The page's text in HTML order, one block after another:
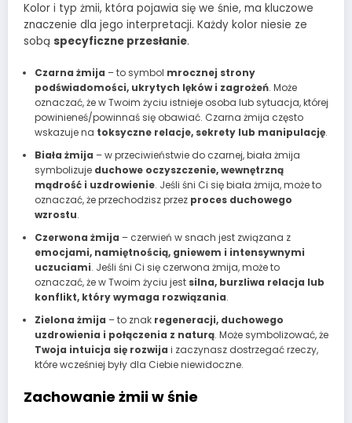
Kolor i typ żmii, która pojawia się we śnie, ma kluczowe
znaczenie dla jego interpretacji. Każdy kolor niesie ze
sobą specyficzne przesłanie.
Czarna żmija – to symbol mrocznej strony
podświadomości, ukrytych lęków i zagrożeń. Może
oznaczać, że w Twoim życiu istnieje osoba lub sytuacja, której
powinieneś/powinnaś się obawiać. Czarna żmija często
wskazuje na toksyczne relacje, sekrety lub manipulację.
Biała żmija – w przeciwieństwie do czarnej, biała żmija
symbolizuje duchowe oczyszczenie, wewnętrzną
mądrość i uzdrowienie. Jeśli śni Ci się biała żmija, może to
oznaczać, że przechodzisz przez proces duchowego
wzrostu.
Czerwona żmija – czerwień w snach jest związana z
emocjami, namiętnością, gniewem i intensywnymi
uczuciami. Jeśli śni Ci się czerwona żmija, może to
oznaczać, że w Twoim życiu jest silna, burzliwa relacja lub
konflikt, który wymaga rozwiązania.
Zielona żmija – to znak regeneracji, duchowego
uzdrowienia i połączenia z naturą. Może symbolizować, że
Twoja intuicja się rozwija i zaczynasz dostrzegać rzeczy,
które wcześniej były dla Ciebie niewidoczne.
Zachowanie żmii w śnie